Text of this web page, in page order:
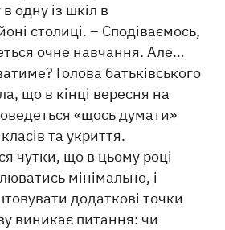
одну із шкіл в
столиці. – Сподіваємось,
очне навчання. Але…
Голова батьківського
що в кінці вересня на
«щось думати»
та укриття.
чутки, що в цьому році
мінімально, і
додаткові точки
виникає питання: чи